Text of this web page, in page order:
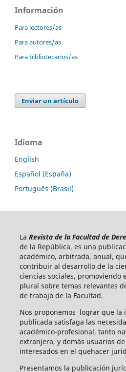
Información
Para lectores/as
Para autores/as
Para bibliotecarios/as
Enviar un artículo
Idioma
English
Español (España)
Português (Brasil)
La Revista de la Facultad de
de la República, es una
académico, arbitrada, anual,
contribuir al desarrollo de la
ciencias sociales, promoviendo
plural sobre temas relevantes
de trabajo de la Facultad.
Nos proponemos lograr que la
publicada satisfaga las
académico-profesional, tanto
extranjera, y demás usuarios
interesados en el quehacer
Presentamos la publicación